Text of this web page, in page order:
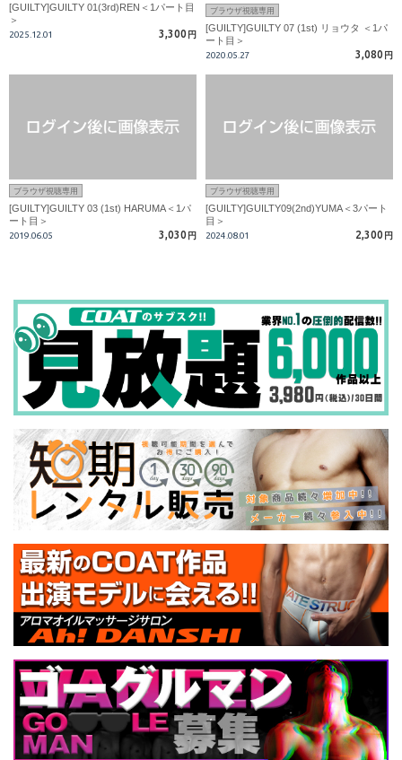
[GUILTY]GUILTY 01(3rd)REN＜1パート目
＞
2025.12.01 3,300 円
ブラウザ視聴専用
[GUILTY]GUILTY 07 (1st) リョウタ ＜1パ
ート目＞
2020.05.27 3,080 円
ブラウザ視聴専用
[GUILTY]GUILTY 03 (1st) HARUMA＜1パ
ート目＞
2019.06.05 3,030 円
ブラウザ視聴専用
[GUILTY]GUILTY09(2nd)YUMA＜3パート
目＞
2024.08.01 2,300 円